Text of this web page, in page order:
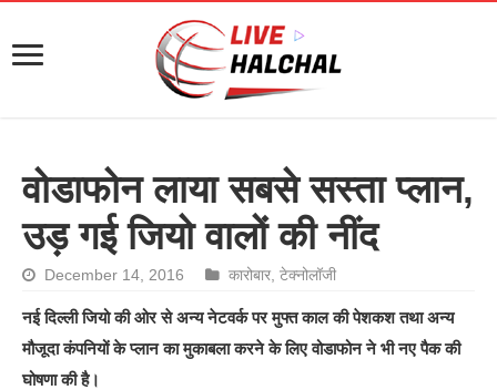
वोडाफोन लाया सबसे सस्ता प्लान,
उड़ गई जियो वालों की नींद
December 14, 2016 कारोबार ,टेक्नोलॉजी
नई दिल्ली जियो की ओर से अन्य नेटवर्क पर मुफ्त काल की पेशकश तथा अन्य
मौजूदा कंपनियों के प्लान का मुकाबला करने के लिए वोडाफोन ने भी नए पैक की
घोषणा की है।